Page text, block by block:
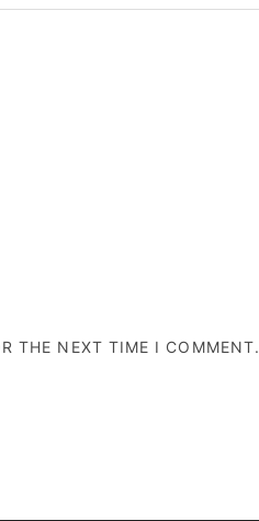
THE NEXT TIME I COMMENT.